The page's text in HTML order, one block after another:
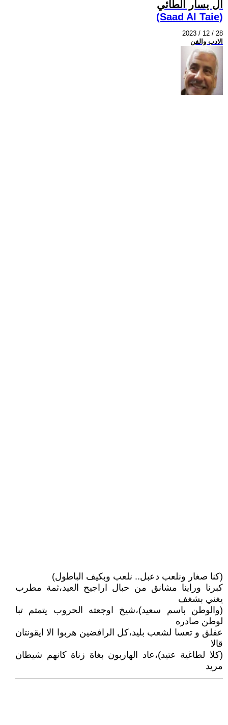
ال يسار الطائي
(Saad Al Taie)
2023 / 12 / 28
الادب والفن
(كنا صغار ونلعب دعبل.. نلعب وبكيف الباطول)
كبرنا وراينا مشانق من حبال اراجيح العيد،ثمة مطرب
يغني بشغف
(والوطن باسم سعيد)،شيخ اوجعته الحروب يتمتم تبا
لوطن صادره
عفلق و تعسا لشعب بليد،كل الرافضين هربوا الا ايقونتان
قالا
(كلا لطاغية عتيد)،عاد الهاربون بغاة زناة كانهم شيطان
مريد